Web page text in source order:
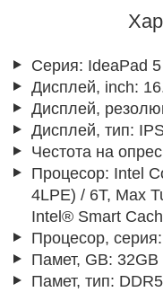
Серия: IdeaPad 5
Дисплей, inch:
Дисплей,
Дисплей, тип:
Честота на
Процесор: Intel
4LPE) / 6T, Max
Intel® Smart
Процесор, серия:
Памет, GB: 32GB
Памет, тип: DDR5